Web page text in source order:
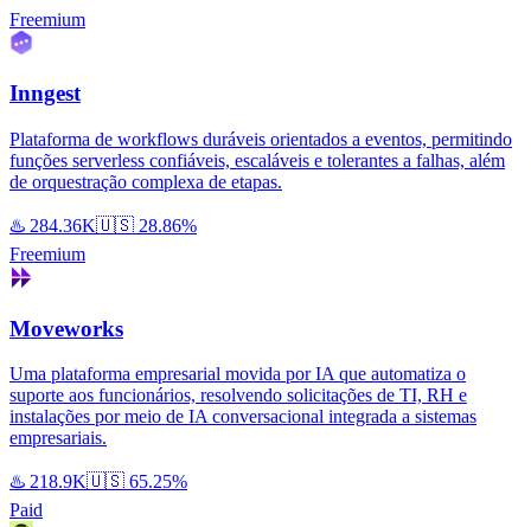
Freemium
Inngest
Plataforma de workflows duráveis orientados a eventos, permitindo
funções serverless confiáveis, escaláveis e tolerantes a falhas, além
de orquestração complexa de etapas.
♨️ 284.36K🇺🇸 28.86%
Freemium
Moveworks
Uma plataforma empresarial movida por IA que automatiza o
suporte aos funcionários, resolvendo solicitações de TI, RH e
instalações por meio de IA conversacional integrada a sistemas
empresariais.
♨️ 218.9K🇺🇸 65.25%
Paid